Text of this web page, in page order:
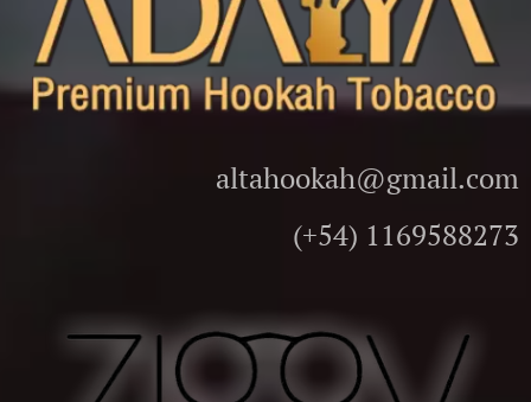
altahookah@gmail.com
(+54) 1169588273